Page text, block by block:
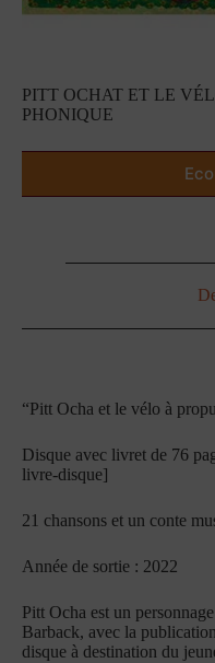
PITT OCHAT ET LE
PHONIQUE
“Pitt Ocha et le vélo à
Disque avec livret de 76
livre-disque]
21 chansons et un conte
Année de sortie : 2022
Pitt Ocha est un
Barback, avec la
disque à destination du